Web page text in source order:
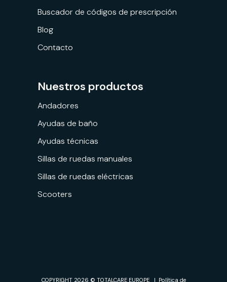
Buscador de códigos de prescripción
Blog
Contacto
Nuestros productos
Andadores
Ayudas de baño
Ayudas técnicas
Sillas de ruedas manuales
Sillas de ruedas eléctricas
Scooters
COPYRIGHT 2026 © TOTALCARE EUROPE | Política de